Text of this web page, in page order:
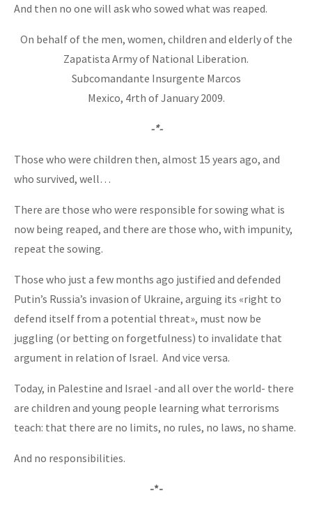
And then no one will ask who sowed what was reaped.
On behalf of the men, women, children and elderly of the
Zapatista Army of National Liberation.
Subcomandante Insurgente Marcos
Mexico, 4rth of January 2009.
-*-
Those who were children then, almost 15 years ago, and
who survived, well…
There are those who were responsible for sowing what is
now being reaped, and there are those who, with impunity,
repeat the sowing.
Those who just a few months ago justified and defended
Putin’s Russia’s invasion of Ukraine, arguing its «right to
defend itself from a potential threat», must now be
juggling (or betting on forgetfulness) to invalidate that
argument in relation of Israel. And vice versa.
Today, in Palestine and Israel -and all over the world- there
are children and young people learning what terrorisms
teach: that there are no limits, no rules, no laws, no shame.
And no responsibilities.
-*-